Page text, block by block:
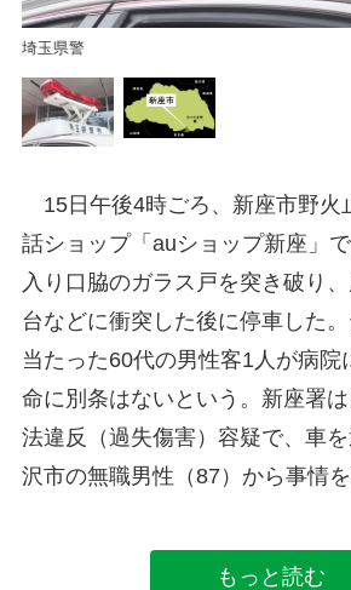
埼玉県警
15日午後4時ごろ、新座市野火
話ショップ「auショップ新座」
入り口脇のガラス戸を突き破り
台などに衝突した後に停車した
当たった60代の男性客1人が病院
命に別条はないという。新座署
法違反（過失傷害）容疑で、車
沢市の無職男性（87）から事情を
もっと読む